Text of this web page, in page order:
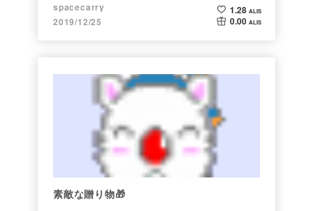
spacecarry
2019/12/25
1.28 ALIS
0.00 ALIS
素敵な贈り物🎁